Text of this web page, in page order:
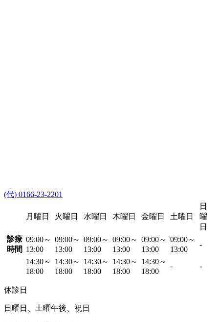
(代) 0166-23-2201
月曜日 火曜日 水曜日 木曜日 金曜日 土曜日
日
曜
日
診療
時間
09:00～
13:00
09:00～
13:00
09:00～
13:00
09:00～
13:00
09:00～
13:00
09:00～
13:00
-
14:30～
18:00
14:30～
18:00
14:30～
18:00
14:30～
18:00
14:30～
18:00
- -
休診日
日曜日、土曜午後、祝日